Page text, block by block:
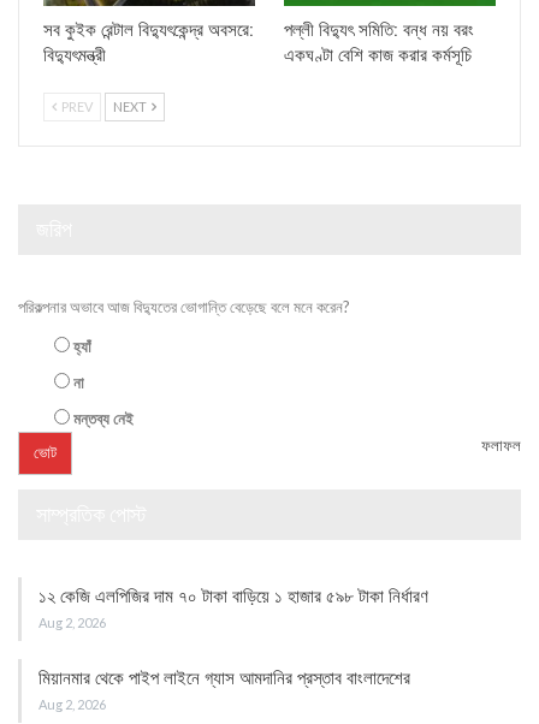
সব কুইক রেন্টাল বিদ্যুৎকেন্দ্র অবসরে:
বিদ্যুৎমন্ত্রী
পল্লী বিদ্যুৎ সমিতি: বন্ধ নয় বরং
একঘণ্টা বেশি কাজ করার কর্মসূচি
PREV NEXT
পরিকল্পনার অভাবে আজ বিদ্যুতের ভোগান্তি বেড়েছে বলে মনে করেন?
হ্যাঁ
না
মন্তব্য নেই
ফলাফল
১২ কেজি এলপিজির দাম ৭০ টাকা বাড়িয়ে ১ হাজার ৫৯৮ টাকা নির্ধারণ
Aug 2, 2026
মিয়ানমার থেকে পাইপ লাইনে গ্যাস আমদানির প্রস্তাব বাংলাদেশের
Aug 2, 2026